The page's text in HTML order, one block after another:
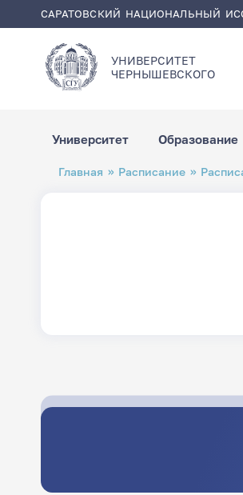
САРАТОВСКИЙ НАЦИОНАЛЬНЫЙ
УНИВЕРСИТЕТ
ЧЕРНЫШЕВСКОГO
Университет Образование
Строка
навигации
Главная Расписание